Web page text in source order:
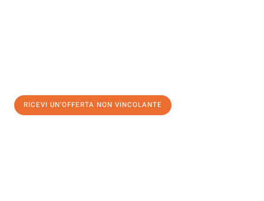
RICEVI UN'OFFERTA NON VINCOLANTE